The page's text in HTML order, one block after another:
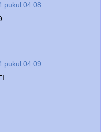
pukul 04.08
pukul 04.09